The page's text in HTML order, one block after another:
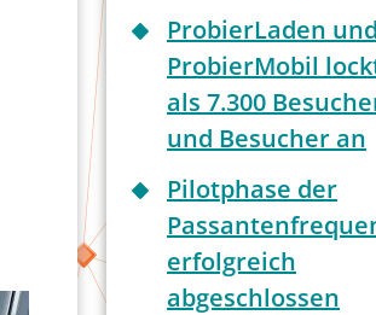
ProbierLaden und
ProbierMobil
als 7.300
und Besucher an
Pilotphase der
erfolgreich
abgeschlossen